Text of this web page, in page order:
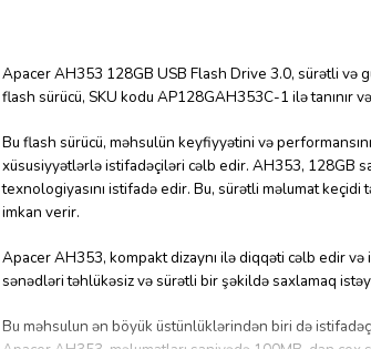
Apacer AH353 128GB USB Flash Drive 3.0, sürətli və
flash sürücü, SKU kodu AP128GAH353C-1 ilə tanınır
Bu flash sürücü, məhsulün keyfiyyətini və
xüsusiyyətlərlə istifadəçiləri cəlb edir. AH353, 128GB
texnologiyasını istifadə edir. Bu, sürətli məlumat
imkan verir.
Apacer AH353, kompakt dizaynı ilə diqqəti cəlb edir
sənədləri təhlükəsiz və sürətli bir şəkildə saxlamaq
Bu məhsulun ən böyük üstünlüklərindən biri də